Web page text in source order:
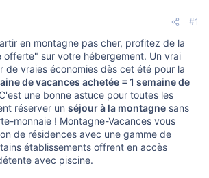
#1
en montagne pas cher, profitez de la
offerte" sur votre hébergement. Un vrai
de vraies économies dès cet été pour la
de vacances achetée = 1 semaine de
une bonne astuce pour toutes les
réserver un séjour à la montagne sans
monnaie ! Montagne-Vacances vous
de résidences avec une gamme de
établissements offrent en accès
avec piscine.